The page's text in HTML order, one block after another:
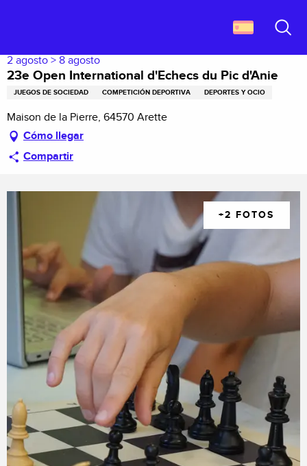
principal
2 agosto > 8 agosto
23e Open International d'Echecs du Pic d'Anie
JUEGOS DE SOCIEDAD COMPETICIÓN DEPORTIVA DEPORTES Y OCIO
Maison de la Pierre, 64570 Arette
Cómo llegar
Compartir
+2 FOTOS